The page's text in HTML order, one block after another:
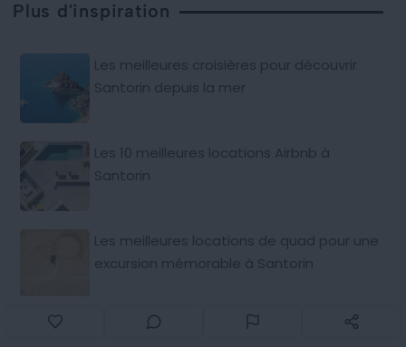
Plus d'inspiration
Les meilleures croisières pour découvrir
Santorin depuis la mer
Les 10 meilleures locations Airbnb à
Santorin
Les meilleures locations de quad pour une
excursion mémorable à Santorin
Les 8 vignobles où déguster du vin à